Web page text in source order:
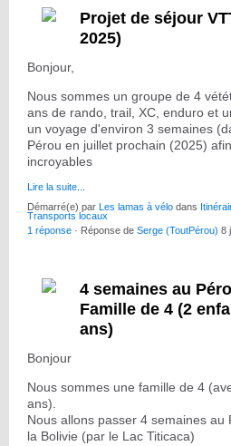
Projet de séjour
2025)
Bonjour,
Nous sommes un groupe de 4
ans de rando, trail, XC, enduro et
un voyage d'environ 3 semaines
Pérou en juillet prochain (2025)
incroyables
Lire la suite...
Démarré(e) par
Les lamas à vélo dans
Transports locaux
1 réponse · Réponse de Serge (ToutPérou) 8
4 semaines au
Famille de 4 (2
ans)
Bonjour
Nous sommes une famille de 4
ans).
Nous allons passer 4 semaines au
la Bolivie (par le Lac Titicaca)